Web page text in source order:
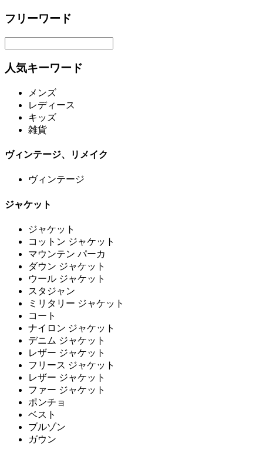
フリーワード
人気キーワード
メンズ
レディース
キッズ
雑貨
ヴィンテージ、リメイク
ヴィンテージ
ジャケット
ジャケット
コットン ジャケット
マウンテン パーカ
ダウン ジャケット
ウール ジャケット
スタジャン
ミリタリー ジャケット
コート
ナイロン ジャケット
デニム ジャケット
レザー ジャケット
フリース ジャケット
レザー ジャケット
ファー ジャケット
ポンチョ
ベスト
ブルゾン
ガウン